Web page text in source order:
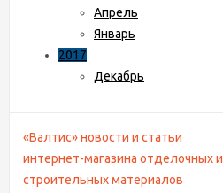
Апрель
Январь
2017
Декабрь
«Валтис» новости и статьи
интернет-магазина отделочных и
строительных материалов